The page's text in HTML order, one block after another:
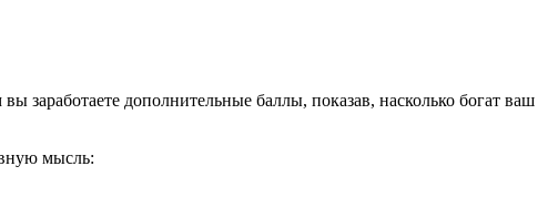
заработаете дополнительные баллы, показав, насколько богат ваш
мысль: